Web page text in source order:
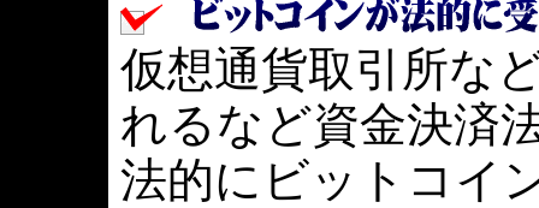
仮想通貨取引所な
れるなど資金決済
法的にビットコイ